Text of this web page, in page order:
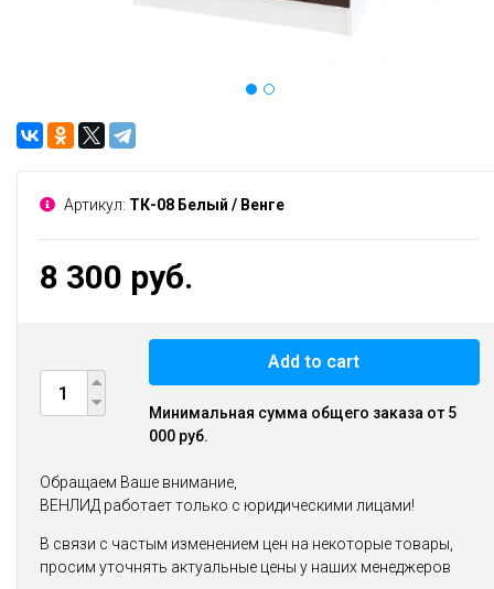
Артикул: ТК-08 Белый / Венге
8 300 руб.
Add to cart
Минимальная сумма общего заказа от 5
000 руб.
Обращаем Ваше внимание,
ВЕНЛИД работает только с юридическими лицами!
В связи с частым изменением цен на некоторые товары,
просим уточнять актуальные цены у наших менеджеров